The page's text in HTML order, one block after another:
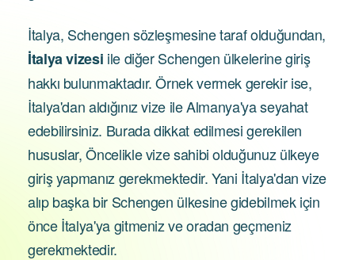
İtalya, Schengen sözleşmesine taraf olduğundan,
İtalya vizesi ile diğer Schengen ülkelerine giriş
hakkı bulunmaktadır. Örnek vermek gerekir ise,
İtalya'dan aldığınız vize ile Almanya'ya seyahat
edebilirsiniz. Burada dikkat edilmesi gerekilen
hususlar, Öncelikle vize sahibi olduğunuz ülkeye
giriş yapmanız gerekmektedir. Yani İtalya'dan vize
alıp başka bir Schengen ülkesine gidebilmek için
önce İtalya'ya gitmeniz ve oradan geçmeniz
gerekmektedir.